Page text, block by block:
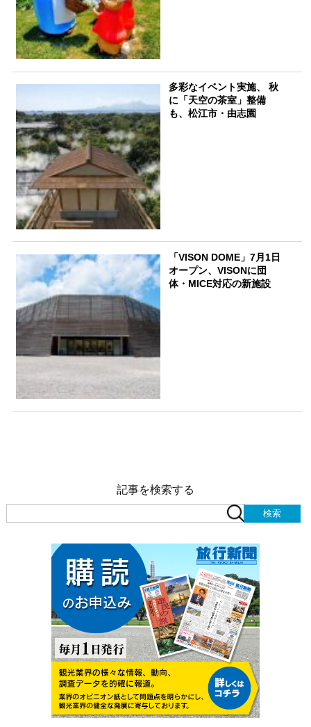
多彩なイベント実施、 秋
に「天空の茶室」整備
も、松江市・由志園
「VISON DOME」7月1日
オープン、VISONに団
体・MICE対応の新施設
記事を検索する